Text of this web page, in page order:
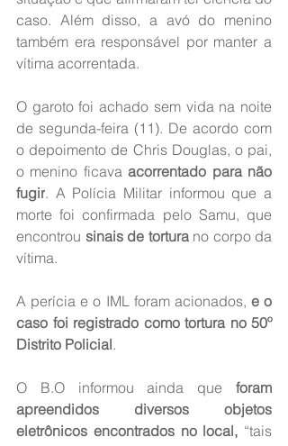
caso. Além disso, a avó do menino
também era responsável por manter a
vítima acorrentada.
O garoto foi achado sem vida na noite
de segunda-feira (11). De acordo com
o depoimento de Chris Douglas, o pai,
o menino ficava acorrentado para não
fugir. A Polícia Militar informou que a
morte foi confirmada pelo Samu, que
encontrou sinais de tortura no corpo da
vítima.
A perícia e o IML foram acionados, e o
caso foi registrado como tortura no 50º
Distrito Policial.
O B.O informou ainda que foram
apreendidos diversos objetos
eletrônicos encontrados no local, “tais